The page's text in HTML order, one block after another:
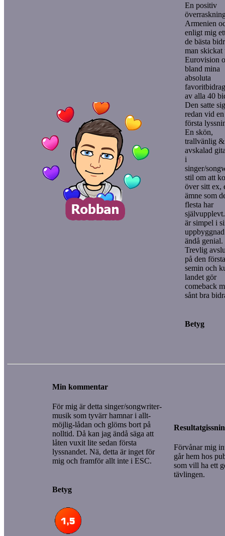
En positiv
Armenien
enligt mig
de bästa
man skickat
Eurovision
bland mina
absoluta
av alla 40
Den satte sig
redan vid en
första
En skön,
trallvänlig &
avskalad
i
singer/
stil om att
över sitt ex,
ämne som
flesta har
är simpel i
ändå genial.
Trevlig
på den första
semin och
landet gör
comeback
sånt bra
Betyg
Min kommentar
För mig är detta singer/songwriter-
musik som tyvärr hamnar i allt-
möjlig-lådan och glöms bort på
nolltid. Då kan jag ändå säga att
låten vuxit lite sedan första
lyssnandet. Nä, detta är inget för
mig och framför allt inte i ESC.
Betyg
Förvånar mig
går hem hos
som vill ha ett
tävlingen.